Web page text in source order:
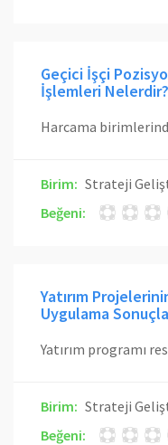
Geçici İşçi
İşlemleri Nelerdir?
Birim: Strateji
Beğeni:
Yatırım
Uygulama
Birim: Strateji
Beğeni: